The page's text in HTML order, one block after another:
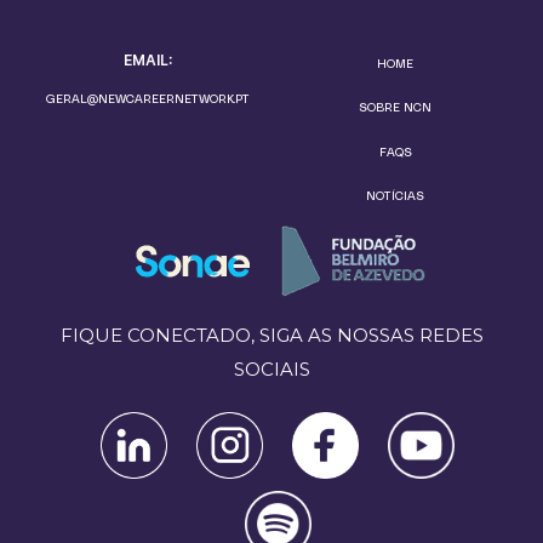
EMAIL:
GERAL@NEWCAREERNETWORK.PT
HOME
SOBRE NCN
FAQS
NOTÍCIAS
FIQUE CONECTADO, SIGA AS NOSSAS REDES
SOCIAIS